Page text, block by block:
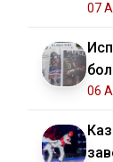
07
06